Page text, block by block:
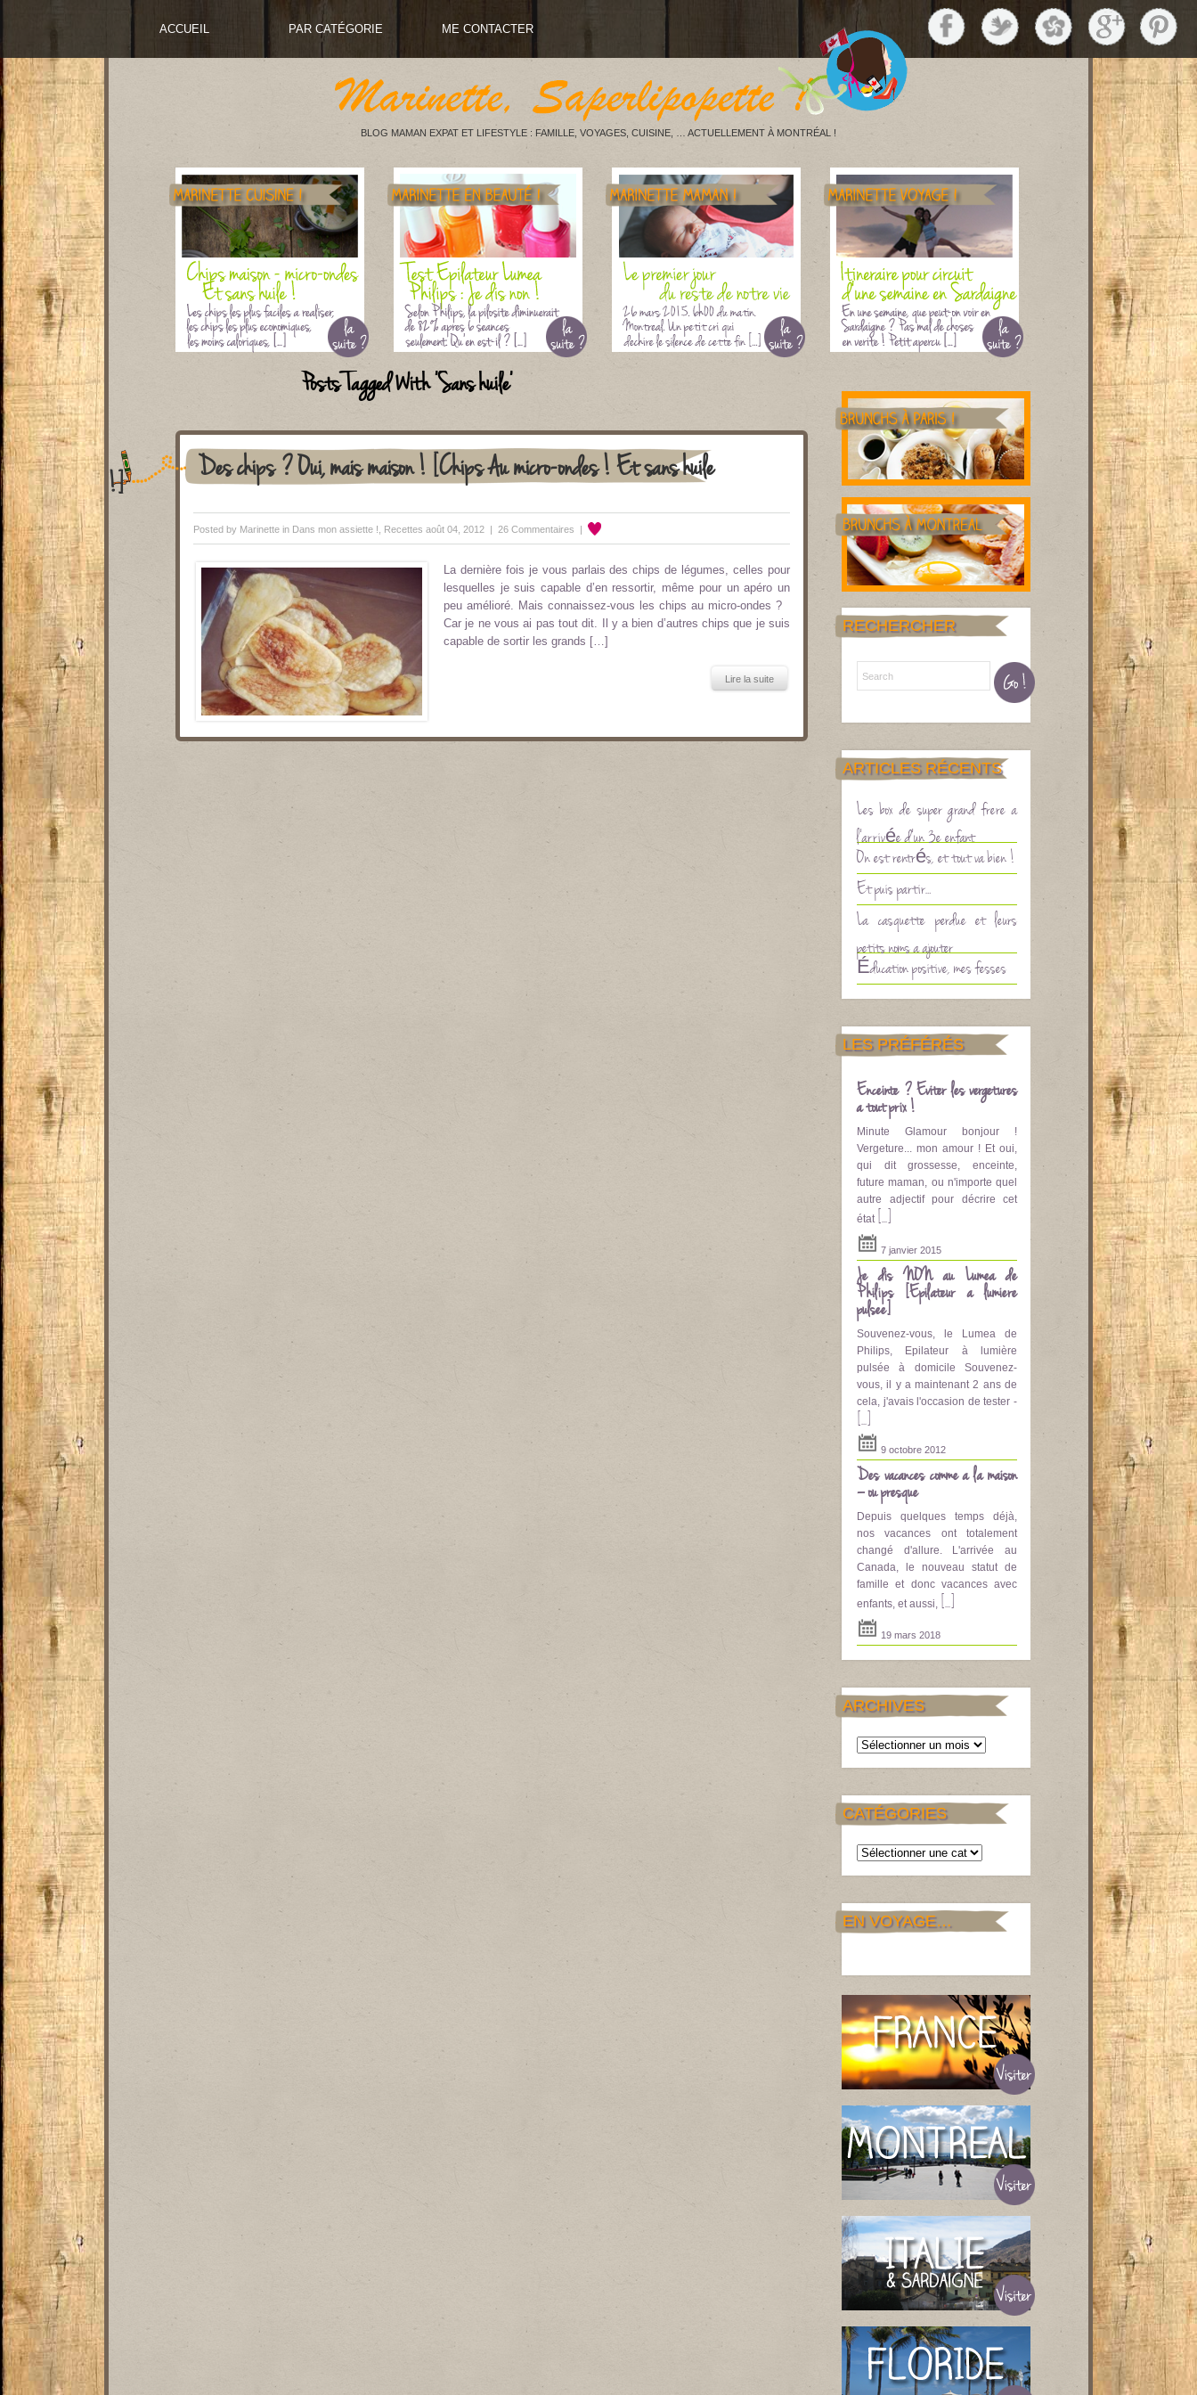
ACCUEIL PAR CATÉGORIE ME CONTACTER
BLOG MAMAN EXPAT ET LIFESTYLE : FAMILLE, VOYAGES, CUISINE, … ACTUELLEMENT À MONTRÉAL !
Posts Tagged With 'Sans huile'
Des chips ? Oui, mais maison ! [Chips Au micro-ondes ! Et sans huile
!]
Posted by Marinette in Dans mon assiette ! Recettes août 04, 2012 | 26 Commentaires |
La dernière fois je vous parlais des chips de légumes, celles pour
lesquelles je suis capable d’en ressortir, même pour un apéro un
peu amélioré. Mais connaissez-vous les chips au micro-ondes ?
Car je ne vous ai pas tout dit. Il y a bien d’autres chips que je suis
capable de sortir les grands […]
Lire la suite
RECHERCHER
ARTICLES RÉCENTS
Les box de super grand frère à
l’arrivée d’un 3è enfant
On est rentrés, et tout va bien !
Et puis partir…
La casquette perdue et leurs
Éducation positive, mes fesses
LES PRÉFÉRÉS
Enceinte ? Eviter les vergetures
à tout prix !
Minute Glamour bonjour !
Vergeture... mon amour ! Et oui,
qui dit grossesse, enceinte,
future maman, ou n'importe quel
autre adjectif pour décrire cet
état [...]
7 janvier 2015
Je dis NON au Lumea de
Philips [Epilateur a lumière
pulsee]
Souvenez-vous, le Lumea de
Philips, Epilateur à lumière
pulsée à domicile Souvenez-
vous, il y a maintenant 2 ans de
cela, j'avais l'occasion de tester -
[...]
9 octobre 2012
Des vacances comme à la maison
– ou presque
Depuis quelques temps déjà,
nos vacances ont totalement
changé d'allure. L'arrivée au
Canada, le nouveau statut de
famille et donc vacances avec
enfants, et aussi, [...]
19 mars 2018
ARCHIVES
Archives
CATÉGORIES
Catégories
EN VOYAGE…